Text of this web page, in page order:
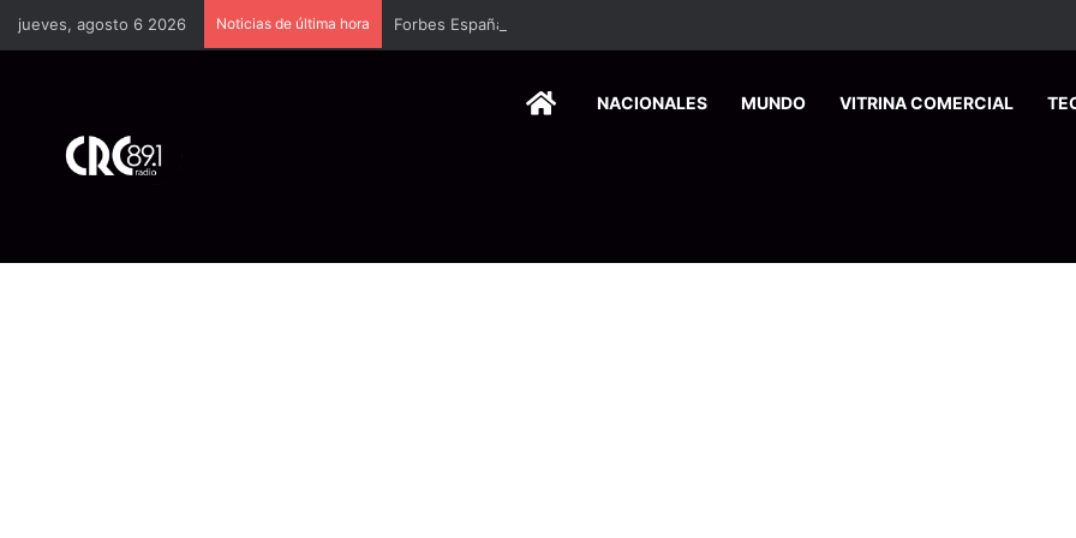
jueves, agosto 6 2026 Noticias de última hora Forbes España dedica edición especial a Costa Rica para promover el turismo europeo
HOMENACIONALES MUNDO VITRINA COMERCIAL